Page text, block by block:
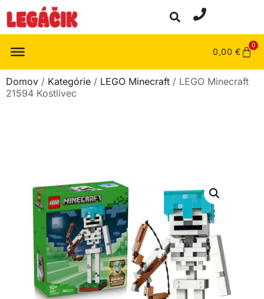
0,00 €
0
Domov / Kategórie / LEGO Minecraft / LEGO Minecraft
21594 Kostlivec